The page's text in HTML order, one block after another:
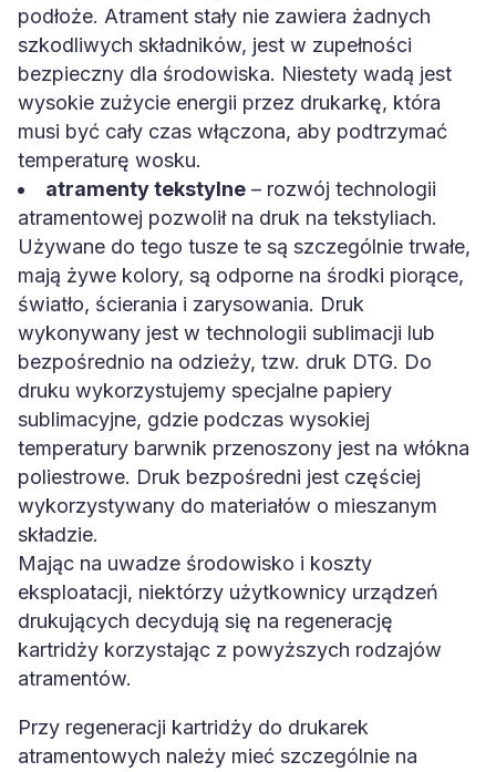
podłoże. Atrament stały nie zawiera żadnych
szkodliwych składników, jest w zupełności
bezpieczny dla środowiska. Niestety wadą jest
wysokie zużycie energii przez drukarkę, która
musi być cały czas włączona, aby podtrzymać
temperaturę wosku.
atramenty tekstylne – rozwój technologii
atramentowej pozwolił na druk na tekstyliach.
Używane do tego tusze te są szczególnie trwałe,
mają żywe kolory, są odporne na środki piorące,
światło, ścierania i zarysowania. Druk
wykonywany jest w technologii sublimacji lub
bezpośrednio na odzieży, tzw. druk DTG. Do
druku wykorzystujemy specjalne papiery
sublimacyjne, gdzie podczas wysokiej
temperatury barwnik przenoszony jest na włókna
poliestrowe. Druk bezpośredni jest częściej
wykorzystywany do materiałów o mieszanym
składzie.
Mając na uwadze środowisko i koszty
eksploatacji, niektórzy użytkownicy urządzeń
drukujących decydują się na regenerację
kartridży korzystając z powyższych rodzajów
atramentów.
Przy regeneracji kartridży do drukarek
atramentowych należy mieć szczególnie na